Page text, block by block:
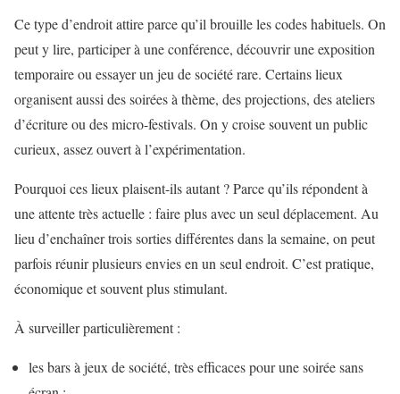
Ce type d’endroit attire parce qu’il brouille les codes habituels. On
peut y lire, participer à une conférence, découvrir une exposition
temporaire ou essayer un jeu de société rare. Certains lieux
organisent aussi des soirées à thème, des projections, des ateliers
d’écriture ou des micro-festivals. On y croise souvent un public
curieux, assez ouvert à l’expérimentation.
Pourquoi ces lieux plaisent-ils autant ? Parce qu’ils répondent à
une attente très actuelle : faire plus avec un seul déplacement. Au
lieu d’enchaîner trois sorties différentes dans la semaine, on peut
parfois réunir plusieurs envies en un seul endroit. C’est pratique,
économique et souvent plus stimulant.
À surveiller particulièrement :
les bars à jeux de société, très efficaces pour une soirée sans